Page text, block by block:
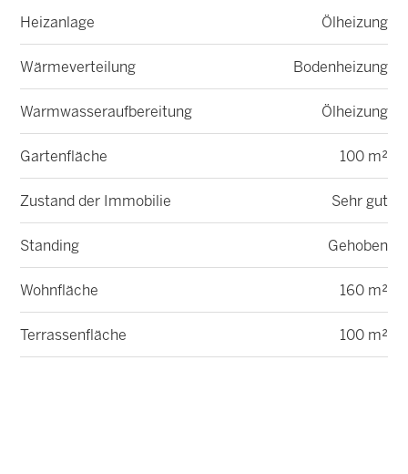
Heizanlage Ölheizung
Wärmeverteilung Bodenheizung
Warmwasseraufbereitung Ölheizung
Gartenfläche 100 m²
Zustand der Immobilie Sehr gut
Standing Gehoben
Wohnfläche 160 m²
Terrassenfläche 100 m²